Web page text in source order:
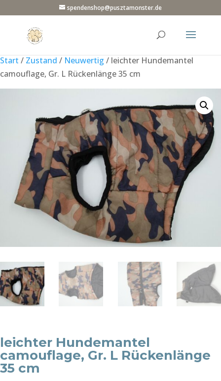
spendenshop@pusztamonster.de
Start / Zustand / Neuwertig / leichter Hundemantel
camouflage, Gr. L Rückenlänge 35 cm
leichter Hundemantel
camouflage, Gr. L Rückenlänge
35 cm